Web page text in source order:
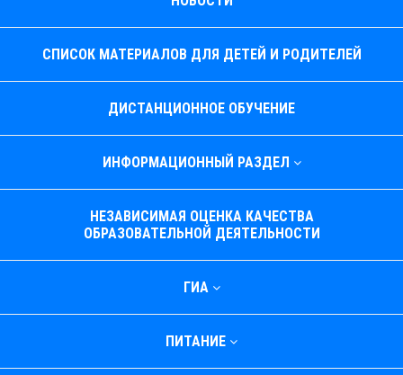
СПИСОК МАТЕРИАЛОВ ДЛЯ ДЕТЕЙ И РОДИТЕЛЕЙ
ДИСТАНЦИОННОЕ ОБУЧЕНИЕ
ИНФОРМАЦИОННЫЙ РАЗДЕЛ
НЕЗАВИСИМАЯ ОЦЕНКА КАЧЕСТВА
ОБРАЗОВАТЕЛЬНОЙ ДЕЯТЕЛЬНОСТИ
ГИА
ПИТАНИЕ